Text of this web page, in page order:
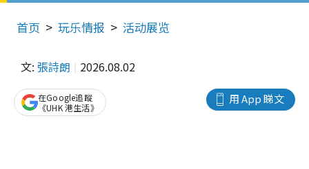
首页 玩乐情报 活动展览
文: 張詩朗 2026.08.02
用 App 睇文
在Google追蹤
《UHK 港生活》